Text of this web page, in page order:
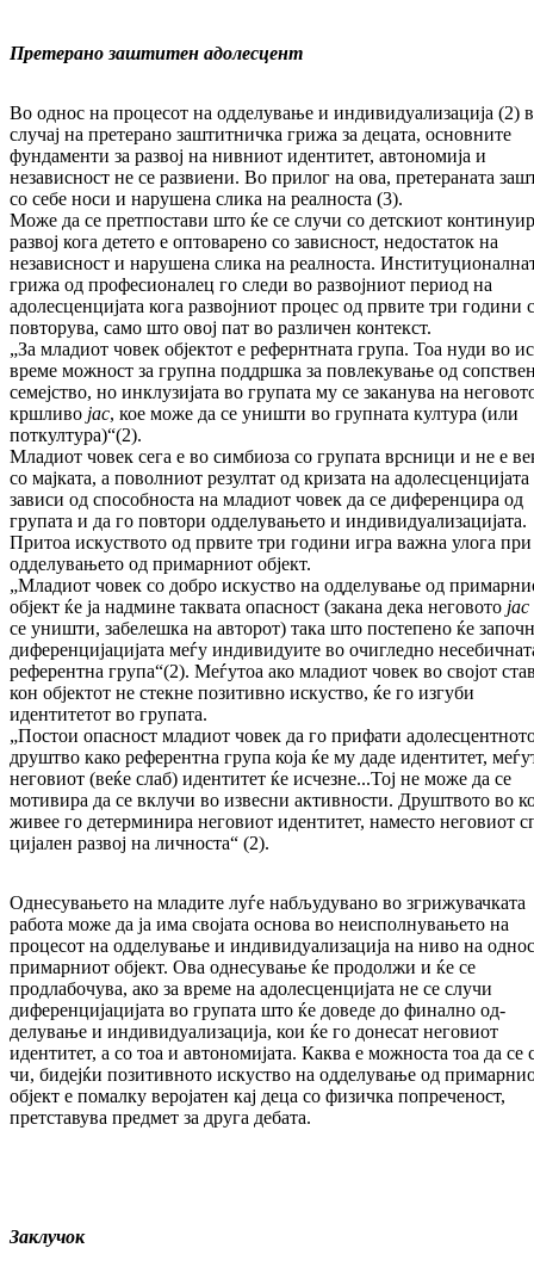
Претерано заштитен адолесцент
Во однос на процесот на одделување и индиви­дуа­лизација (2)
случај на претерано заштитничка грижа за децата, основ­ни­те
фундаменти за развој на нивниот иден­ти­тет, автономија и
независност не се развиени. Во прилог на ова, претераната
со себе носи и нарушена слика на реалноста (3).
Може да се претпостави што ќе се случи со дет­скиот
развој кога детето е оптова­рено со зависност, недостаток на
независност и нарушена слика на реалноста.
грижа од професионалец го следи во раз­вој­ниот период на
адолесценцијата кога развој­ни­от процес од првите три години
повтору­ва, само што овој пат во различен контекст.
„За младиот човек објектот е рефернтната гру­па. Тоа нуди во
време можност за групна поддршка за повлекување од
се­меј­ство, но инклузијата во групата му се зака­нува на
кршливо јас, кое може да се уништи во групната култура (или
поткултура)“(2).
Младиот човек сега е во симбиоза со групата врсници и не е
со мајката, а поволниот ре­зул­тат од кризата на адолесценцијата
зави­си од способноста на младиот човек да се дифе­рен­цира од
групата и да го повтори одде­лу­вањето и индивидуализацијата.
Притоа ис­кус­твото од првите три години игра важна уло­га при
одделувањето од примарниот објект.
„Младиот човек со добро искуство на одделу­ва­ње од
објект ќе ја надмине таквата опасност (закана дека неговото јас
се униш­ти, забелешка на авторот) така што постепено ќе
диференцијацијата меѓу индиви­дуи­те во очигледно
референтна гру­па“(2). Меѓутоа ако мла­ди­от човек во својот
кон објектот не стекне позитивно искуство, ќе го изгуби
идентитетот во групата.
„Постои опасност младиот човек да го прифати
друштво како референтна гру­па која ќе му даде идентитет,
неговиот (веќе слаб) идентитет ќе исчезне...Тој не може да се
мотивира да се вклучи во извесни актив­нос­ти. Друштвото во
живее го детерми­ни­ра неговиот идентитет, наместо неговиот
ци­јален развој на личноста“ (2).
Однесувањето на младите луѓе набљудувано во згрижувачката
работа може да ја има својата основа во неисполнувањето на
процесот на одде­лување и индивидуализација на ниво на
примарниот објект. Ова однесување ќе продолжи и ќе се
продлабочува, ако за време на адолесценцијата не се случи
диференцијацијата во групата што ќе доведе до финално од­
делување и индивидуализација, кои ќе го доне­сат неговиот
идентитет, а со тоа и автоно­ми­јата. Каква е можноста тоа да се
чи, бидејќи позитивното искуство на одде­лу­вање од
објект е помалку ве­ро­јатен кај деца со физичка попреченост,
претставува предмет за друга дебата.
Заклучок